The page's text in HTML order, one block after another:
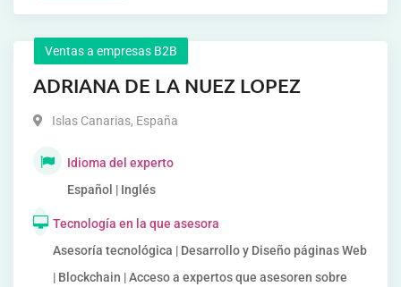
Ventas a empresas B2B
ADRIANA DE LA NUEZ LOPEZ
Islas Canarias, España
Idioma del experto
Español | Inglés
Tecnología en la que asesora
Asesoría tecnológica | Desarrollo y Diseño páginas Web
| Blockchain | Acceso a expertos que asesoren sobre